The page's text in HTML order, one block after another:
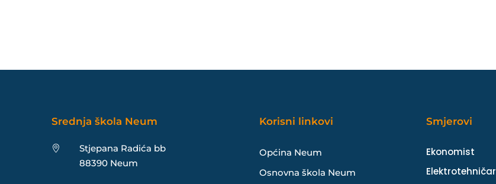
Srednja škola Neum

Stjepana Radića bb
88390 Neum
Korisni linkovi
Općina Neum
Osnovna škola Neum
Smjerovi
Ekonomist
Elektrotehničar